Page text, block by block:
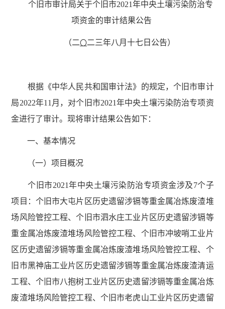
个旧市审计局关于个旧市2021年中央土壤污染防治专
项资金的审计结果公告
（二〇二三年八月十七日公告）
根据《中华人民共和国审计法》的规定，个旧市审计
局2022年11月，对个旧市2021年中央土壤污染防治专项资
金进行了审计。现将审计结果公告如下：
一、基本情况
（一）项目概况
个旧市2021年中央土壤污染防治专项资金涉及7个子
项目：个旧市大屯片区历史遗留涉镉等重金属冶炼废渣堆
场风险管控工程、个旧市泗水庄工业片区历史遗留涉镉等
重金属冶炼废渣堆场风险管控工程、个旧市冲坡哨工业片
区历史遗留涉镉等重金属冶炼废渣堆场风险管控工程、个
旧市黑神庙工业片区历史遗留涉镉等重金属冶炼废渣清运
工程、个旧市八抱树工业片区历史遗留涉镉等重金属冶炼
废渣堆场风险管控工程、个旧市老虎山工业片区历史遗留